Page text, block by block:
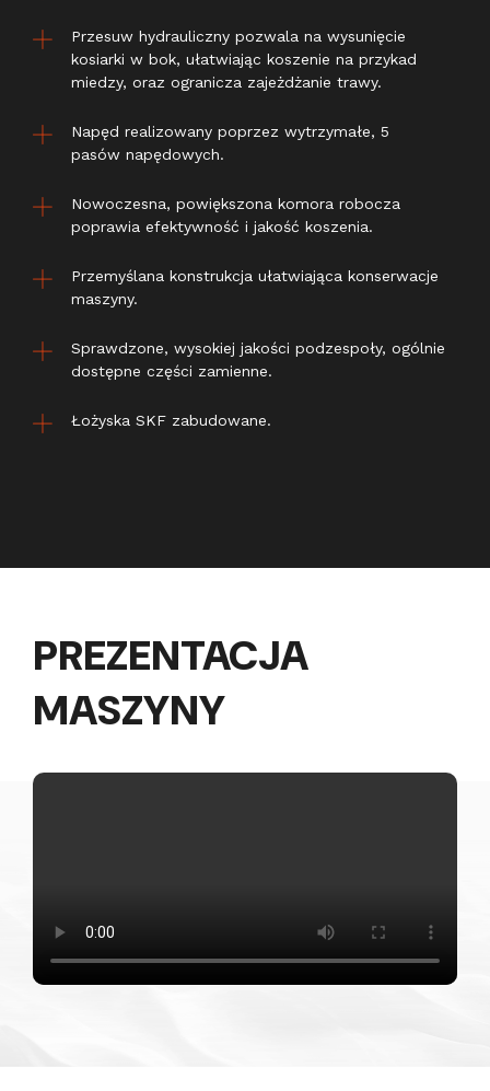
Przesuw hydrauliczny pozwala na wysunięcie
kosiarki w bok, ułatwiając koszenie na przykad
miedzy, oraz ogranicza zajeżdżanie trawy.
Napęd realizowany poprzez wytrzymałe, 5
pasów napędowych.
Nowoczesna, powiększona komora robocza
poprawia efektywność i jakość koszenia.
Przemyślana konstrukcja ułatwiająca konserwacje
maszyny.
Sprawdzone, wysokiej jakości podzespoły, ogólnie
dostępne części zamienne.
Łożyska SKF zabudowane.
PREZENTACJA
MASZYNY